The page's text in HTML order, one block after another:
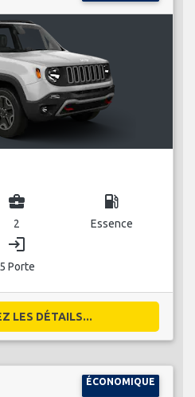
business_center
2
local_gas_station
Essence
login
5 Porte
LES DÉTAILS...
ÉCONOMIQUE